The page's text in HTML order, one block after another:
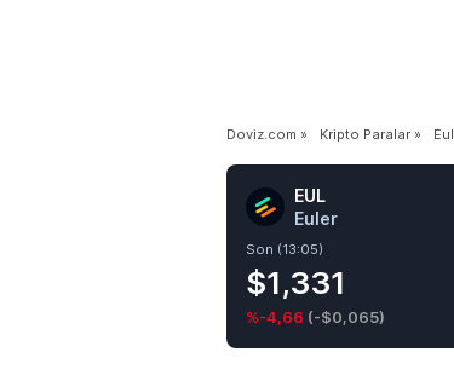
Doviz.com » Kripto Paralar »
EUL
Euler
Son (13:05)
$1,331
%-4,66 (-$0,065)